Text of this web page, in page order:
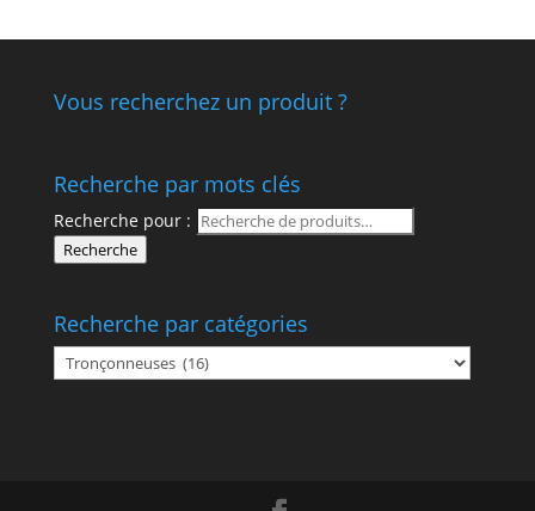
Vous recherchez un produit ?
Recherche par mots clés
Recherche pour :
Recherche
Recherche par catégories